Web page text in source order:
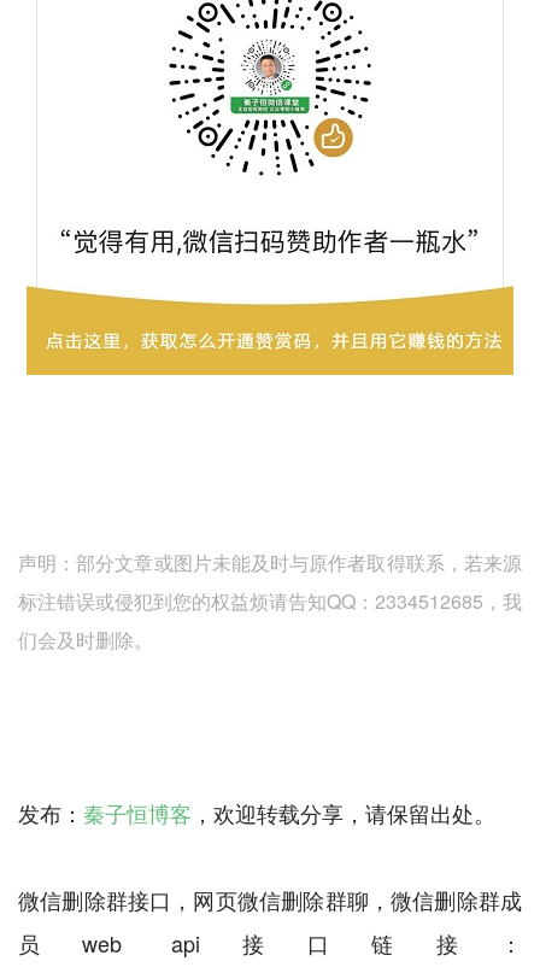
声明：部分文章或图片未能及时与原作者取得联系，若来源
标注错误或侵犯到您的权益烦请告知QQ：2334512685，我
们会及时删除。
发布： 秦子恒博客 ，欢迎转载分享，请保留出处。
微信删除群接口，网页微信删除群聊，微信删除群成
员web api接口链接：